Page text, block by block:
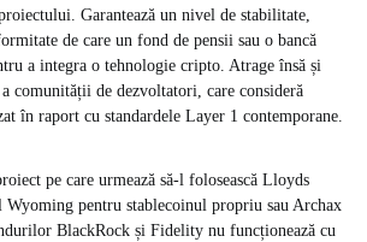
Garantează un nivel de stabilitate,
de care un fond de pensii sau o bancă
a integra o tehnologie cripto. Atrage însă și
comunității de dezvoltatori, care consideră
în raport cu standardele Layer 1 contemporane.
pe care urmează să-l folosească Lloyds
Wyoming pentru stablecoinul propriu sau Archax
BlackRock și Fidelity nu funcționează cu